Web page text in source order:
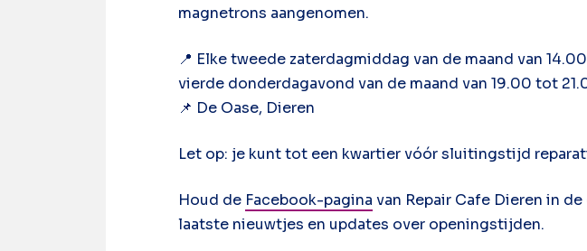
magnetrons aangenomen.
📍 Elke tweede zaterdagmiddag van de maand van
vierde donderdagavond van de maand van 19.00 tot
📌 De Oase, Dieren
Let op: je kunt tot een kwartier vóór sluitingstijd
Houd de Facebook-pagina van Repair Cafe Dieren in
laatste nieuwtjes en updates over openingstijden.